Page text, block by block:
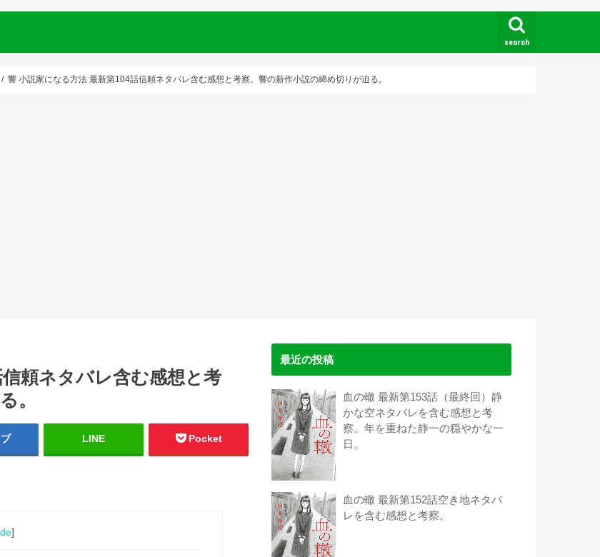
search
響 小説家になる方法 最新第104話信頼ネタバレ含む感想と考察。響の新作小説の締め切りが迫る。
頼ネタバレ含む感想と考
。
LINE Pocket
]
最近の投稿
血の轍 最新第153話（最終回）静
かな空ネタバレを含む感想と考
察。年を重ねた静一の穏やかな一
日。
血の轍 最新第152話空き地ネタバ
レを含む感想と考察。